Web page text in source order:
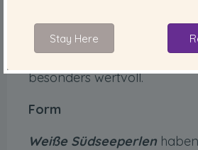
Südseeperlen sind größer
Akoya-, Süßwasser- und
und erreichen
besonders wertvoll.
Form
Weiße Südseeperlen
Stay Here